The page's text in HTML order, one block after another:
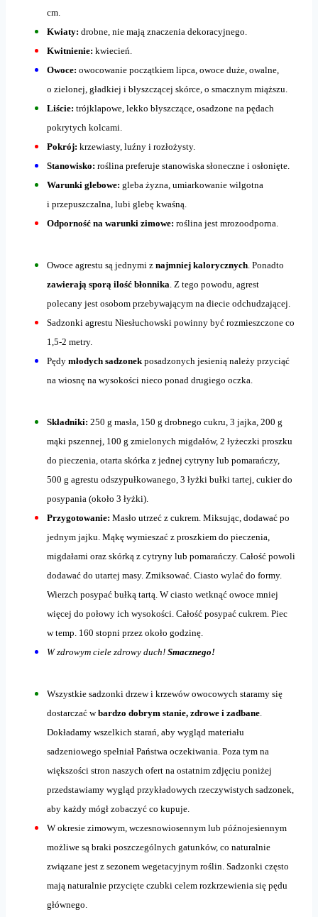
cm.
Kwiaty: drobne, nie mają znaczenia dekoracyjnego.
Kwitnienie: kwiecień.
Owoce: owocowanie początkiem lipca, owoce duże, owalne,
o zielonej, gładkiej i błyszczącej skórce, o smacznym miąższu.
Liście: trójklapowe, lekko błyszczące, osadzone na pędach
pokrytych kolcami.
Pokrój: krzewiasty, luźny i rozłożysty.
Stanowisko: roślina preferuje stanowiska słoneczne i osłonięte.
Warunki glebowe: gleba żyzna, umiarkowanie wilgotna
i przepuszczalna, lubi glebę kwaśną.
Odporność na warunki zimowe: roślina jest mrozoodporna.
Owoce agrestu są jednymi z najmniej kalorycznych . Ponadto
zawierają sporą ilość błonnika . Z tego powodu, agrest
polecany jest osobom przebywającym na diecie odchudzającej.
Sadzonki agrestu Niesłuchowski powinny być rozmieszczone co
1,5-2 metry.
Pędy młodych sadzonek posadzonych jesienią należy przyciąć
na wiosnę na wysokości nieco ponad drugiego oczka.
Składniki: 250 g masła, 150 g drobnego cukru, 3 jajka, 200 g
mąki pszennej, 100 g zmielonych migdałów, 2 łyżeczki proszku
do pieczenia, otarta skórka z jednej cytryny lub pomarańczy,
500 g agrestu odszypułkowanego, 3 łyżki bułki tartej, cukier do
posypania (około 3 łyżki).
Przygotowanie: Masło utrzeć z cukrem. Miksując, dodawać po
jednym jajku. Mąkę wymieszać z proszkiem do pieczenia,
migdałami oraz skórką z cytryny lub pomarańczy. Całość powoli
dodawać do utartej masy. Zmiksować. Ciasto wylać do formy.
Wierzch posypać bułką tartą. W ciasto wetknąć owoce mniej
więcej do połowy ich wysokości. Całość posypać cukrem. Piec
w temp. 160 stopni przez około godzinę.
W zdrowym ciele zdrowy duch! Smacznego!
Wszystkie sadzonki drzew i krzewów owocowych staramy się
dostarczać wbardzo dobrym stanie, zdrowe i zadbane
Dokładamy wszelkich starań, aby wygląd materiału
sadzeniowego spełniał Państwa oczekiwania. Poza tym na
większości stron naszych ofert na ostatnim zdjęciu poniżej
przedstawiamy wygląd przykładowych rzeczywistych sadzonek,
aby każdy mógł zobaczyć co kupuje.
W okresie zimowym, wczesnowiosennym lub późnojesiennym
możliwe są braki poszczególnych gatunków, co naturalnie
związane jest z sezonem wegetacyjnym roślin. Sadzonki często
mają naturalnie przycięte czubki celem rozkrzewienia się pędu
głównego.